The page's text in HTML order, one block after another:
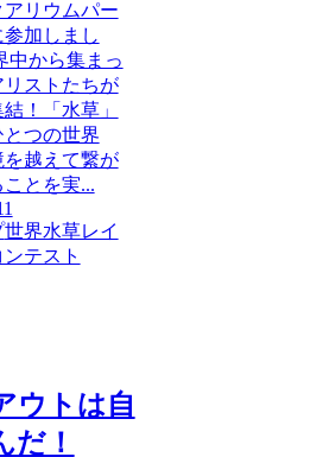
アリウムパー
加しまし
中から集まっ
リストたちが
！「水草」
とつの世界
を越えて繋が
ことを実...
世界水草レイ
テスト
ウトは自
だ！